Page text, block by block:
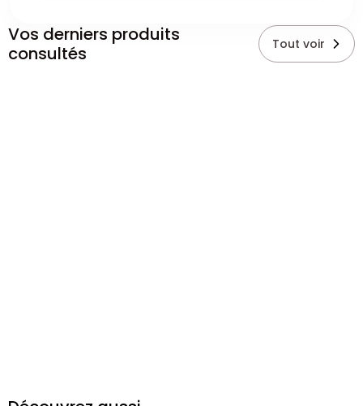
Vos derniers produits
consultés
Tout voir